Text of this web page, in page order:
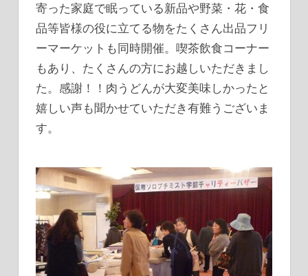
寄った家庭で眠っている新品や野菜・花・食
品等皆様の役に立てる物をたくさん出品フリ
ーマーケットも同時開催。喫茶飲食コーナー
もあり、たくさんの方にお越しいただきまし
た。感謝！！肉うどんが大変美味しかったと
嬉しい声も聞かせていただき有難うございま
す。